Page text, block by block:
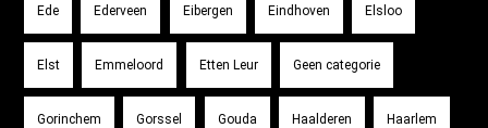
Ede Ederveen Eibergen Eindhoven Elsloo
Elst Emmeloord Etten Leur Geen categorie
Gorinchem Gorssel Gouda Haalderen Haarlem